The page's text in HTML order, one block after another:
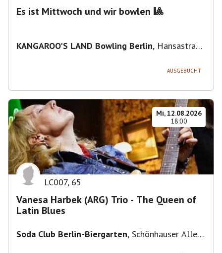
Es ist Mittwoch und wir bowlen 🎱
KANGAROO'S LAND Bowling Berlin, Hansastraße
AUSGEBUCHT
Mi, 12.08.2026
18:00
LC007, 65
Vanesa Harbek (ARG) Trio - The Queen of
Latin Blues
Soda Club Berlin-Biergarten, Schönhauser Allee